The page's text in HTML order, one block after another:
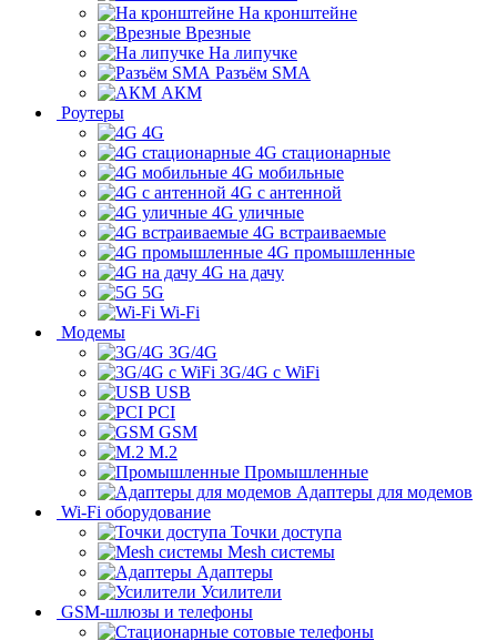
На кронштейне
Врезные
На липучке
Разъём SMA
АКМ
Роутеры
4G
4G стационарные
4G мобильные
4G с антенной
4G уличные
4G встраиваемые
4G промышленные
4G на дачу
5G
Wi-Fi
Модемы
3G/4G
3G/4G с WiFi
USB
PCI
GSM
M.2
Промышленные
Адаптеры для модемов
Wi-Fi оборудование
Точки доступа
Mesh системы
Адаптеры
Усилители
GSM-шлюзы и телефоны